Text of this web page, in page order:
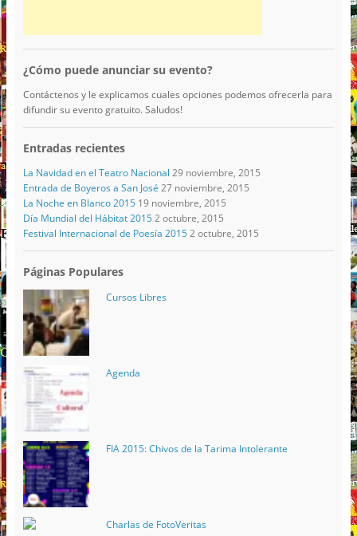
¿Cómo puede anunciar su evento?
Contáctenos y le explicamos cuales opciones podemos ofrecerla para
difundir su evento gratuito. Saludos!
Entradas recientes
La Navidad en el Teatro Nacional 29 noviembre, 2015
Entrada de Boyeros a San José 27 noviembre, 2015
La Noche en Blanco 2015 19 noviembre, 2015
Día Mundial del Hábitat 2015 2 octubre, 2015
Festival Internacional de Poesía 2015 2 octubre, 2015
Páginas Populares
Cursos Libres
Agenda
FIA 2015: Chivos de la Tarima Intolerante
Charlas de FotoVeritas